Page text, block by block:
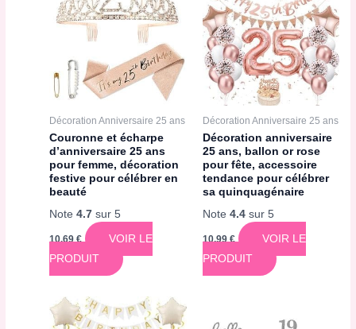
Décoration Anniversaire 25 ans
Couronne et écharpe
d’anniversaire 25 ans
pour femme, décoration
festive pour célébrer en
beauté
Note4.7 sur 5
10,69€
VOIR LE
PRODUIT
Décoration Anniversaire 25 ans
Décoration anniversaire
25 ans, ballon or rose
pour fête, accessoire
tendance pour célébrer
sa quinquagénaire
Note 4.4sur 5
10,99€
VOIR LE
PRODUIT